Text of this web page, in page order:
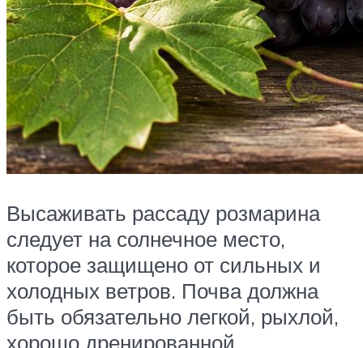
Высаживать рассаду розмарина
следует на солнечное место,
которое защищено от сильных и
холодных ветров. Почва должна
быть обязательно легкой, рыхлой,
хорошо дренированной.